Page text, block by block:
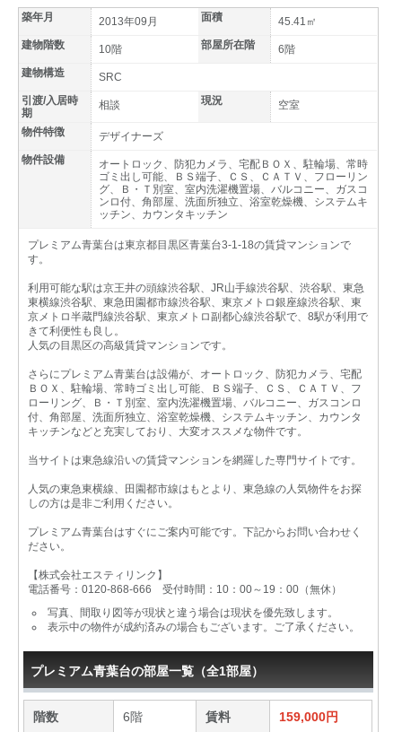
築年月 2013年09月 面積
45.41㎡
建物階数
10階 部屋所在階
6階
建物構造
SRC
引渡/入居時
期
相談 現況 空室
物件特徴
デザイナーズ
物件設備
オートロック、防犯カメラ、宅配ＢＯＸ、駐輪場、常時
ゴミ出し可能、ＢＳ端子、ＣＳ、ＣＡＴＶ、フローリン
グ、Ｂ・Ｔ別室、室内洗濯機置場、バルコニー、ガスコ
ンロ付、角部屋、洗面所独立、浴室乾燥機、システムキ
ッチン、カウンタキッチン
プレミアム青葉台は東京都目黒区青葉台3-1-18の賃貸マンションで
す。
利用可能な駅は京王井の頭線渋谷駅、JR山手線渋谷駅、渋谷駅、東急
東横線渋谷駅、東急田園都市線渋谷駅、東京メトロ銀座線渋谷駅、東
京メトロ半蔵門線渋谷駅、東京メトロ副都心線渋谷駅で、8駅が利用で
きて利便性も良し。
人気の目黒区の高級賃貸マンションです。
さらにプレミアム青葉台は設備が、オートロック、防犯カメラ、宅配
ＢＯＸ、駐輪場、常時ゴミ出し可能、ＢＳ端子、ＣＳ、ＣＡＴＶ、フ
ローリング、Ｂ・Ｔ別室、室内洗濯機置場、バルコニー、ガスコンロ
付、角部屋、洗面所独立、浴室乾燥機、システムキッチン、カウンタ
キッチンなどと充実しており、大変オススメな物件です。
当サイトは東急線沿いの賃貸マンションを網羅した専門サイトです。
人気の東急東横線、田園都市線はもとより、東急線の人気物件をお探
しの方は是非ご利用ください。
プレミアム青葉台はすぐにご案内可能です。下記からお問い合わせく
ださい。
【株式会社エスティリンク】
電話番号：0120-868-666 受付時間：10：00～19：00（無休）
写真、間取り図等が現状と違う場合は現状を優先致します。
表示中の物件が成約済みの場合もございます。ご了承ください。
プレミアム青葉台の部屋一覧（全1部屋）
階数 6階 賃料 159,000円